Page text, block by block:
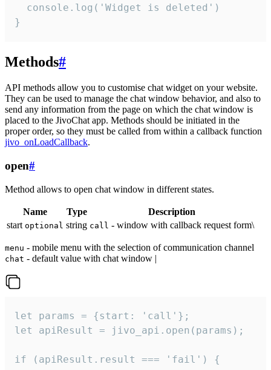
  console.log('Widget is deleted')
}
Methods#
API methods allow you to customise chat widget on your website.
They can be used to manage the chat window behavior, and also to
send any information from the page on which the chat window is
placed to the JivoChat app. Methods should be initiated in the
proper order, so they must be called from within a callback function
jivo_onLoadCallback.
open#
Method allows to open chat window in different states.
Name Type
Description
start optional string call - window with callback request form\
menu - mobile menu with the selection of communication channel
chat - default value with chat window |
let params = {start: 'call'};
let apiResult = jivo_api.open(params);
if (apiResult.result === 'fail') {